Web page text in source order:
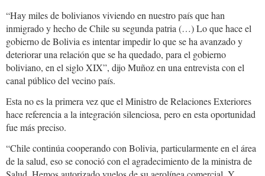
“Hay miles de bolivianos viviendo en nuestro país que han
inmigrado y hecho de Chile su segunda patria (…) Lo que hace el
gobierno de Bolivia es intentar impedir lo que se ha avanzado y
deteriorar una relación que se ha quedado, para el gobierno
boliviano, en el siglo XIX”, dijo Muñoz en una entrevista con el
canal público del vecino país.
Esta no es la primera vez que el Ministro de Relaciones Exteriores
hace referencia a la integración silenciosa, pero en esta oportunidad
fue más preciso.
“Chile continúa cooperando con Bolivia, particularmente en el área
de la salud, eso se conoció con el agradecimiento de la ministra de